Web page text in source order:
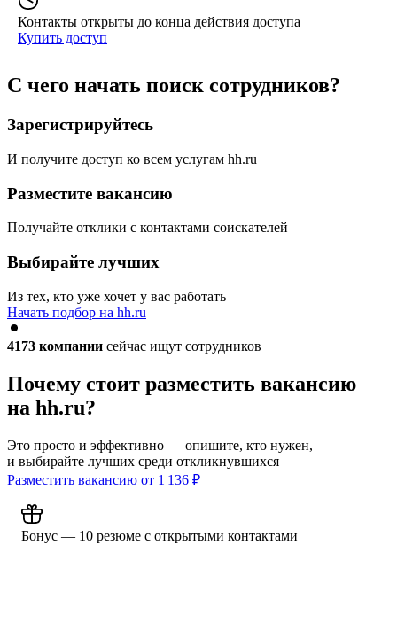
Контакты открыты до конца действия доступа
Купить доступ
С чего начать поиск сотрудников?
Зарегистрируйтесь
И получите доступ ко всем услугам hh.ru
Разместите вакансию
Получайте отклики с контактами соискателей
Выбирайте лучших
Из тех, кто уже хочет у вас работать
Начать подбор на hh.ru
4173 компании сейчас ищут сотрудников
Почему стоит разместить вакансию
на hh.ru?
Это просто и эффективно — опишите, кто нужен,
и выбирайте лучших среди откликнувшихся
Разместить вакансию от 1 136 ₽
Бонус — 10 резюме с открытыми контактами